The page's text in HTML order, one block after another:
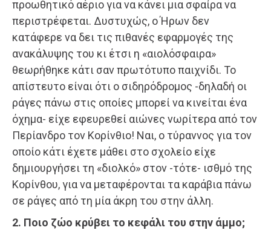
προωθητικό αέριο για να κάνει μια σφαίρα να
περιστρέφεται. Δυστυχώς, ο Ήρων δεν
κατάφερε να δει τις πιθανές εφαρμογές της
ανακάλυψης του κι έτσι η «αιολόσφαιρα»
θεωρήθηκε κάτι σαν πρωτότυπο παιχνίδι. Το
απίστευτο είναι ότι ο σιδηρόδρομος -δηλαδή οι
ράγες πάνω στις οποίες μπορεί να κινείται ένα
όχημα- είχε εφευρεθεί αιώνες νωρίτερα από τον
Περίανδρο τον Κορίνθιο! Ναι, ο τύραννος για τον
οποίο κάτι έχετε μάθει στο σχολείο είχε
δημιουργήσει τη «διολκό» στον -τότε- ισθμό της
Κορίνθου, για να μεταφέρονται τα καράβια πάνω
σε ράγες από τη μία άκρη του στην άλλη.
2. Ποιο ζώο κρύβει το κεφάλι του στην άμμο;